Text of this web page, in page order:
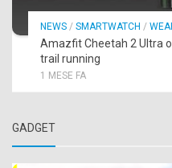
NEWS / SMARTWATCH /
Amazfit Cheetah 2 Ultra
trail running
1 MESE FA
GADGET